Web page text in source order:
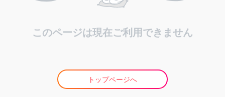
このページは現在ご利用できません